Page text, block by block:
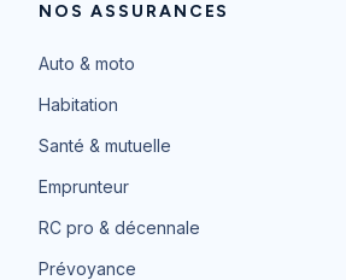
NOS ASSURANCES
Auto & moto
Habitation
Santé & mutuelle
Emprunteur
RC pro & décennale
Prévoyance